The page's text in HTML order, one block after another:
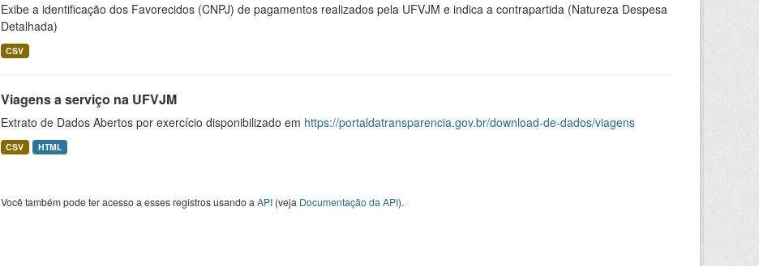
Exibe a identificação dos Favorecidos (CNPJ) de pagamentos realizados pela UFVJM e indica a contrapartida (Natureza Despesa
Detalhada)
CSV
Viagens a serviço na UFVJM
Extrato de Dados Abertos por exercício disponibilizado em https://portaldatransparencia.gov.br/download-de-dados/viagens
CSV HTML
Você também pode ter acesso a esses registros usando a API(veja Documentação da API).